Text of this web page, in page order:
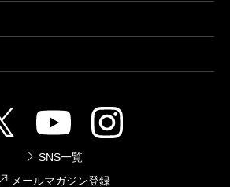
SNS一覧
メールマガジン登録